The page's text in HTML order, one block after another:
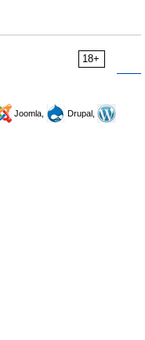
18+
Joomla,
Drupal,